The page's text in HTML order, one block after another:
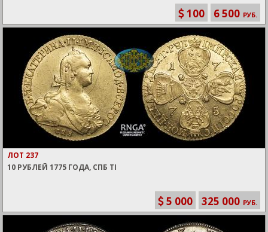
100 6 500 РУБ.
ЛОТ 237
10 РУБЛЕЙ 1775 ГОДА, СПБ TI
5 000 325 000 РУБ.